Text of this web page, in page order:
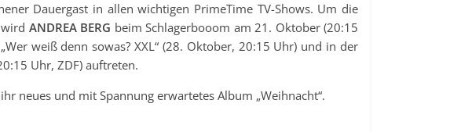
Dauergast in allen wichtigen PrimeTime TV-Shows. Um die
ANDREA BERG beim Schlagerbooom am 21. Oktober (20:15
weiß denn sowas? XXL“ (28. Oktober, 20:15 Uhr) und in der
Uhr, ZDF) auftreten.
neues und mit Spannung erwartetes Album „Weihnacht“.